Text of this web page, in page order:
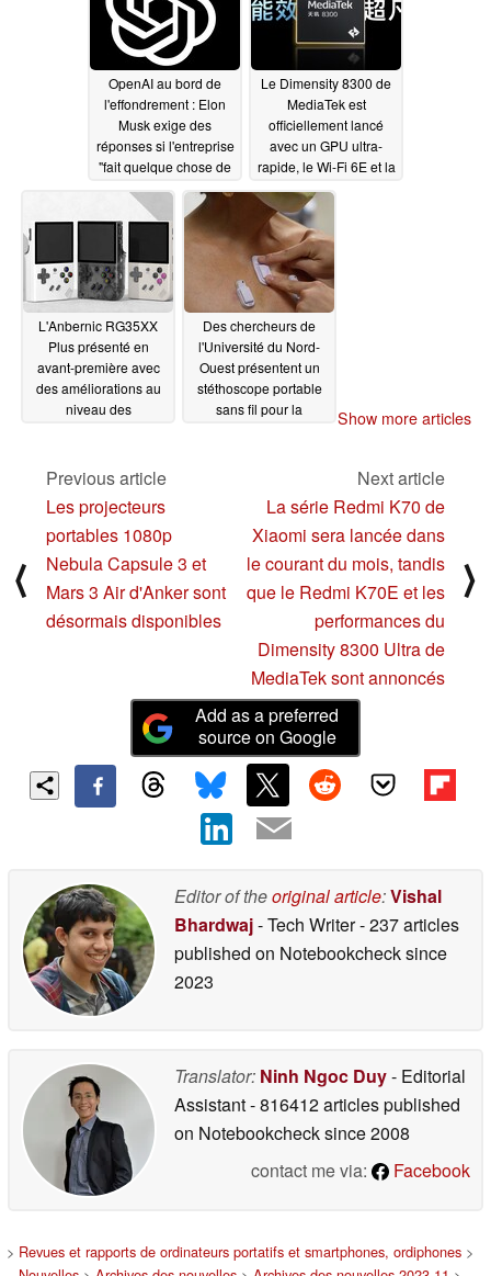
OpenAI au bord de
l'effondrement : Elon
Musk exige des
réponses si l'entreprise
"fait quelque chose de
potentiellement
dangereux pour
l'humanité" 11/21/2023
Le Dimensity 8300 de
MediaTek est
officiellement lancé
avec un GPU ultra-
rapide, le Wi-Fi 6E et la
prise en charge de l'IA
générative sur
l'appareil
L'Anbernic RG35XX
Plus présenté en
avant-première avec
des améliorations au
niveau des
Des chercheurs de
l'Université du Nord-
Ouest présentent un
stéthoscope portable
sans fil pour la
Show more articles
⟨
Previous article
Les projecteurs
portables 1080p
Nebula Capsule 3 et
Mars 3 Air d'Anker sont
désormais disponibles
Next article
La série Redmi K70 de
Xiaomi sera lancée dans
le courant du mois, tandis
que le Redmi K70E et les
performances du
Dimensity 8300 Ultra de
MediaTek sont annoncés
⟩
Add as a preferred
source on Google
Editor of theoriginal article:Vishal
Bhardwaj- Tech Writer- 237 articles
published on Notebookchecksince
2023
Translator: Ninh Ngoc Duy- Editorial
Assistant- 816412 articles published
on Notebookchecksince 2008
contact me via:
Facebook
> Revues et rapports de ordinateurs portatifs et smartphones, ordiphones >